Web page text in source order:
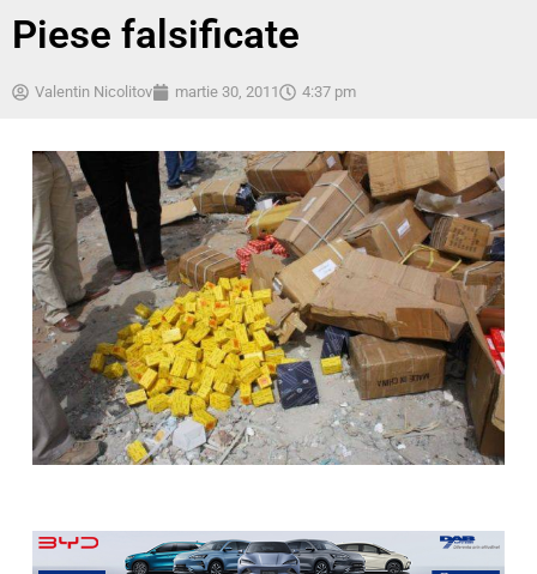
Piese falsificate
Valentin Nicolitov martie 30, 2011 4:37 pm